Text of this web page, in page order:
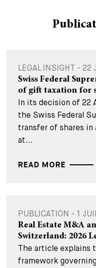
LEGAL INSIGHT - 22
Swiss Federal
of gift taxation for
In its decision of 22
the Swiss Federal
transfer of shares in
at...
READ MORE
PUBLICATION - 1
Real Estate M&A
Switzerland: 2026
The article explains
framework